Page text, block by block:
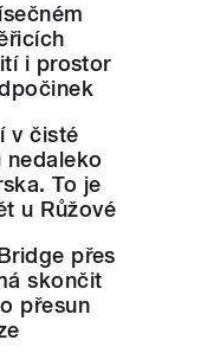
i prostor
v čisté
nedaleko
To je
u Růžové
přes
skončit
přesun